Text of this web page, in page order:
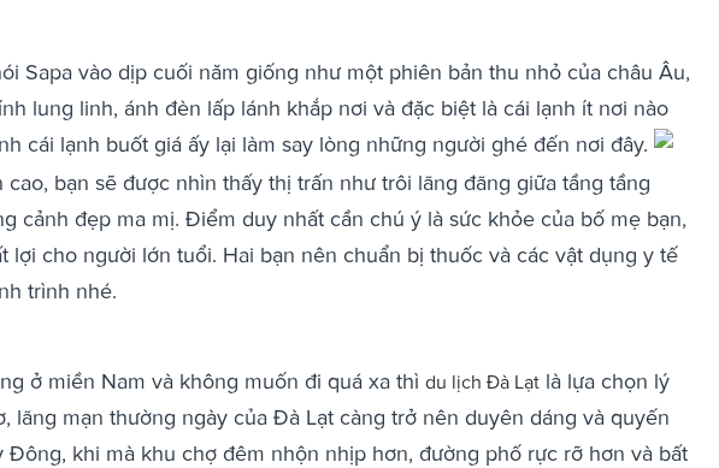
Sapa vào dịp cuối năm giống như một phiên bản thu nhỏ của châu Âu,
lung linh, ánh đèn lấp lánh khắp nơi và đặc biệt là cái lạnh ít nơi nào
cái lạnh buốt giá ấy lại làm say lòng những người ghé đến nơi đây.
cao, bạn sẽ được nhìn thấy thị trấn như trôi lãng đãng giữa tầng tầng
cảnh đẹp ma mị. Điểm duy nhất cần chú ý là sức khỏe của bố mẹ bạn,
lợi cho người lớn tuổi. Hai bạn nên chuẩn bị thuốc và các vật dụng y tế
trình nhé.
ở miền Nam và không muốn đi quá xa thì du lịch Đà Lạt là lựa chọn lý
lãng mạn thường ngày của Đà Lạt càng trở nên duyên dáng và quyến
Đông, khi mà khu chợ đêm nhộn nhịp hơn, đường phố rực rỡ hơn và bất